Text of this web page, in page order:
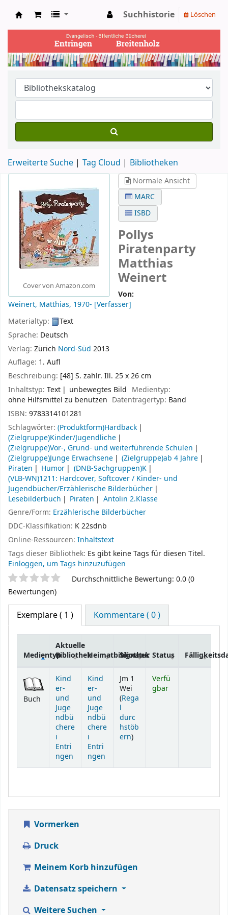
Ev. Bücherei Entringen
Suchhistorie Löschen
Erweiterte Suche Tag Cloud Bibliotheken
Cover von Amazon.com
Normale Ansicht
MARC
ISBD
Pollys
Piratenparty
Matthias
Weinert
Von:
Weinert, Matthias, 1970- [Verfasser]
Materialtyp:
Text
Sprache: Deutsch
Verlag: Zürich Nord-Süd 2013
Auflage: 1. Aufl
Beschreibung: [48] S. zahlr. Ill. 25 x 26 cm
Inhaltstyp: Text unbewegtes Bild Medientyp:
ohne Hilfsmittel zu benutzen Datenträgertyp: Band
ISBN: 9783314101281
Schlagwörter: (Produktform)Hardback
(Zielgruppe)Kinder/Jugendliche
(Zielgruppe)Vor-, Grund- und weiterführende Schulen
(Zielgruppe)Junge Erwachsene
(Zielgruppe)ab 4 Jahre
Piraten
Humor
(DNB-Sachgruppen)K
(VLB-WN)1211: Hardcover, Softcover / Kinder- und
Jugendbücher/Erzählerische Bilderbücher
Lesebilderbuch
Piraten
Antolin 2.Klasse
Genre/Form: Erzählerische Bilderbücher
DDC-Klassifikation: K 22sdnb
Online-Ressourcen: Inhaltstext
Tags dieser Bibliothek: Es gibt keine Tags für diesen Titel.
Einloggen, um Tags hinzuzufügen
SternchenbewertungDurchschnittliche Bewertung: 0.0 (0
Bewertungen)
Exemplare( 1 ) Kommentare ( 0 )
Medientyp
Aktuelle
BibliothekHeimatbibliothek
Signatur Status
Buch
Kind
er-
und
Juge
ndbü
chere
i
Entri
ngen
Kind
er-
und
Juge
ndbü
chere
i
Entri
ngen
Jm 1
Wei
(Rega
l
durc
hstöb
ern(Öffnet sich unterhalb)
)
Verfü
gbar
Vormerken
Druck
Meinem Korb hinzufügen
Datensatz speichern
Weitere Suchen